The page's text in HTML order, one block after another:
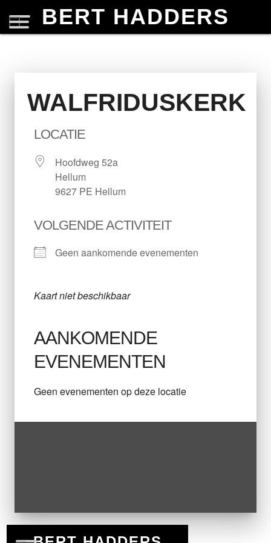
BERT HADDERS
WALFRIDUSKERK
LOCATIE
Hoofdweg 52a
Hellum
9627 PE Hellum
VOLGENDE ACTIVITEIT
Geen aankomende evenementen
Kaart niet beschikbaar
AANKOMENDE
EVENEMENTEN
Geen evenementen op deze locatie